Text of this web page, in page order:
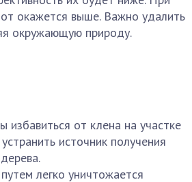
окажется выше. Важно удалить
окружающую природу.
избавиться от клена на участке
источник получения
легко уничтожается